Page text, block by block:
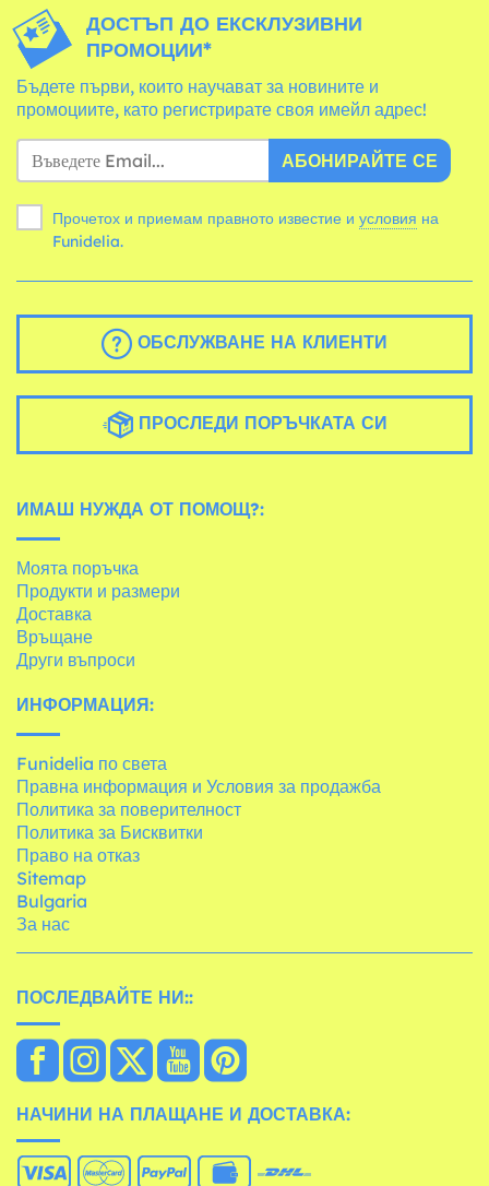
ДОСТЪП ДО ЕКСКЛУЗИВНИ
ПРОМОЦИИ*
Бъдете първи, които научават за новините и
промоциите, като регистрирате своя имейл адрес!
АБОНИРАЙТЕ СЕ
Прочетох и приемам правното известие и условия
Funidelia.
ОБСЛУЖВАНЕ НА КЛИЕНТИ
ПРОСЛЕДИ ПОРЪЧКАТА СИ
ИМАШ НУЖДА ОТ ПОМОЩ?:
Моята поръчка
Продукти и размери
Доставка
Връщане
Други въпроси
ИНФОРМАЦИЯ:
Funidelia по света
Правна информация и Условия за продажба
Политика за поверителност
Политика за Бисквитки
Право на отказ
Sitemap
Bulgaria
За нас
ПОСЛЕДВАЙТЕ НИ::
НАЧИНИ НА ПЛАЩАНЕ И ДОСТАВКА: